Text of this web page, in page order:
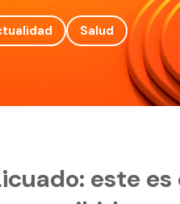
Salud
este